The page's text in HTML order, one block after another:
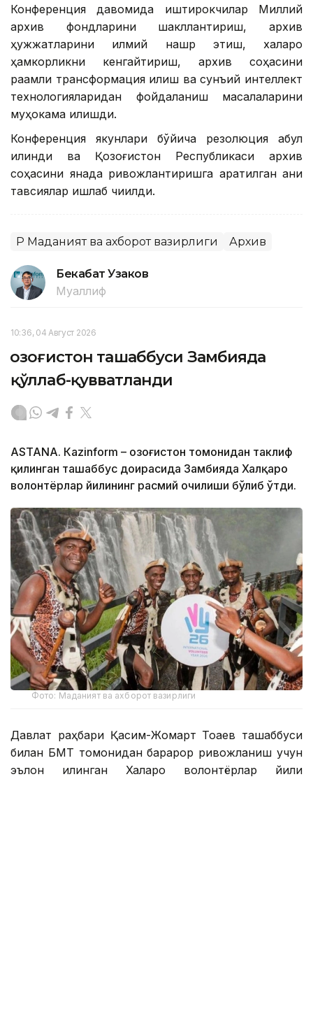
Конференция давомида иштирокчилар Миллий
архив фондларини шакллантириш, архив
ҳужжатларини илмий нашр этиш, халқаро
ҳамкорликни кенгайтириш, архив соҳасини
рақамли трансформация қилиш ва сунъий интеллект
технологияларидан фойдаланиш масалаларини
муҳокама қилишди.
Конференция якунлари бўйича резолюция қабул
қилинди ва Қозоғистон Республикаси архив
соҳасини янада ривожлантиришга қаратилган аниқ
тавсиялар ишлаб чиқилди.
ҚР Маданият ва ахборот вазирлиги Архив
Бекабат Узаков
Муаллиф
10:36, 04 Август 2026
Қозоғистон ташаббуси Замбияда
қўллаб-қувватланди
ASTANA. Кazinform – Қозоғистон томонидан таклиф
қилинган ташаббус доирасида Замбияда Халқаро
волонтёрлар йилининг расмий очилиши бўлиб ўтди.
Фото: Маданият ва ахборот вазирлиги
Давлат раҳбари Қасим-Жомарт Тоқаев ташаббуси
билан БМТ томонидан барқарор ривожланиш учун
эълон қилинган Халқаро волонтёрлар йили